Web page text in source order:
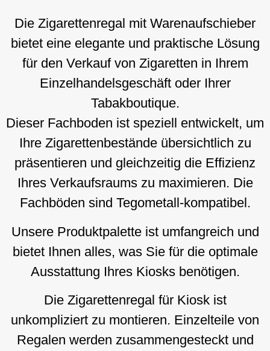
Die Zigarettenregal mit Warenaufschieber
bietet eine elegante und praktische Lösung
für den Verkauf von Zigaretten in Ihrem
Einzelhandelsgeschäft oder Ihrer
Tabakboutique.
Dieser Fachboden ist speziell entwickelt, um
Ihre Zigarettenbestände übersichtlich zu
präsentieren und gleichzeitig die Effizienz
Ihres Verkaufsraums zu maximieren. Die
Fachböden sind Tegometall-kompatibel.
Unsere Produktpalette ist umfangreich und
bietet Ihnen alles, was Sie für die optimale
Ausstattung Ihres Kiosks benötigen.
Die Zigarettenregal für Kiosk ist
unkompliziert zu montieren. Einzelteile von
Regalen werden zusammengesteckt und